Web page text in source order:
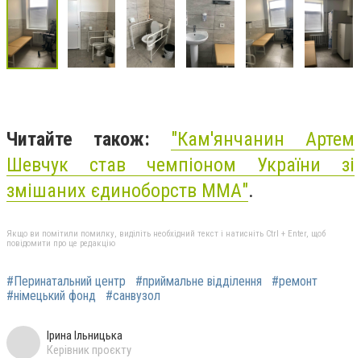
Читайте також: "Кам'янчанин Артем
Шевчук став чемпіоном України зі
змішаних єдиноборств ММА".
Якщо ви помітили помилку, виділіть необхідний текст і натисніть Ctrl + Enter, щоб
повідомити про це редакцію
#Перинатальний центр #приймальне відділення
#ремонт
#німецький фонд
#санвузол
Ірина Ільницька
Керівник проєкту